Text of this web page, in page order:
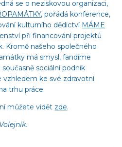
se o neziskovou organizaci,
, pořádá konference,
kulturního dědictví MÁME
při financování projektů
Kromě našeho společného
má smysl, fandíme
sociální podnik
vzhledem ke své zdravotní
trhu práce.
můžete vidět zde.